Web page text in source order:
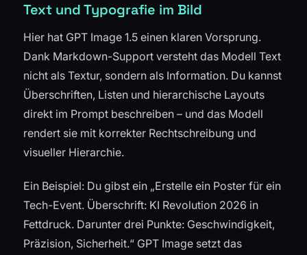
Text und Typografie im Bild
Hier hat GPT Image 1.5 einen klaren Vorsprung.
Dank Markdown-Support versteht das Modell Text
nicht als Textur, sondern als Information. Du kannst
Überschriften, Listen und hierarchische Layouts
direkt im Prompt beschreiben – und das Modell
rendert sie mit korrekter Rechtschreibung und
visueller Hierarchie.
Ein Beispiel: Du gibst ein „Erstelle ein Poster für ein
Tech-Event. Überschrift: KI Revolution 2026 in
Fettdruck. Darunter drei Punkte: Geschwindigkeit,
Präzision, Sicherheit.“ GPT Image setzt das